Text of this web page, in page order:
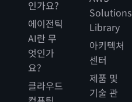
인가요?
에이전틱
AI란 무
엇인가
요?
클라우드
Solutions
Library
아키텍처
센터
제품 및
기술 관